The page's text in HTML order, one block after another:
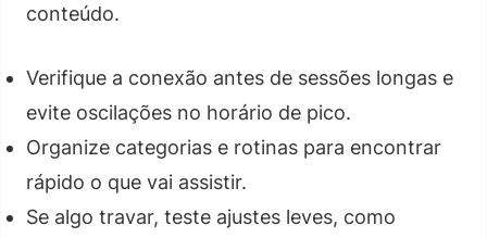
conteúdo.
Verifique a conexão antes de sessões longas e
evite oscilações no horário de pico.
Organize categorias e rotinas para encontrar
rápido o que vai assistir.
Se algo travar, teste ajustes leves, como